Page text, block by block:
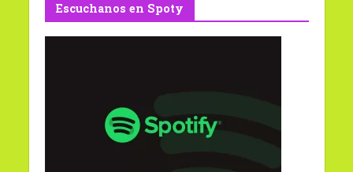
Escuchanos en Spoty